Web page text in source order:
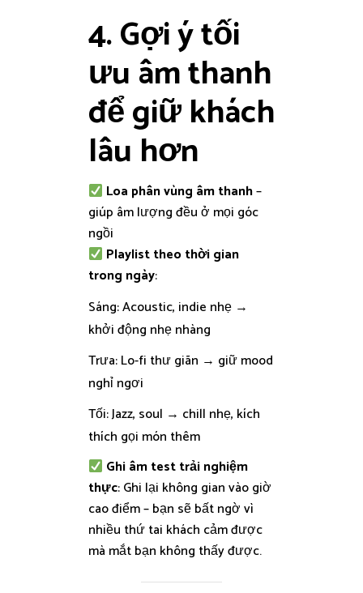
4. Gợi ý tối
ưu âm thanh
để giữ khách
lâu hơn
Loa phân vùng âm thanh–
giúp âm lượng đều ở mọi góc
ngồi
Playlist theo thời gian
trong ngày:
Sáng: Acoustic, indie nhẹ →
khởi động nhẹ nhàng
Trưa: Lo-fi thư giãn → giữ mood
nghỉ ngơi
Tối: Jazz, soul → chill nhẹ, kích
thích gọi món thêm
Ghi âm test trải nghiệm
thực: Ghi lại không gian vào giờ
cao điểm – bạn sẽ bất ngờ vì
nhiều thứ tai khách cảm được
mà mắt bạn không thấy được.